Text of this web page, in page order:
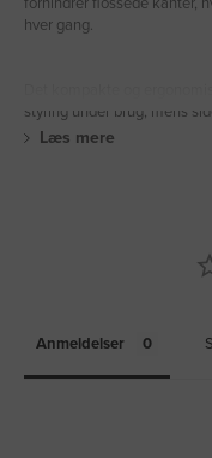
hver gang.
styring under brug, mens
Læs mere
Anmeldelser